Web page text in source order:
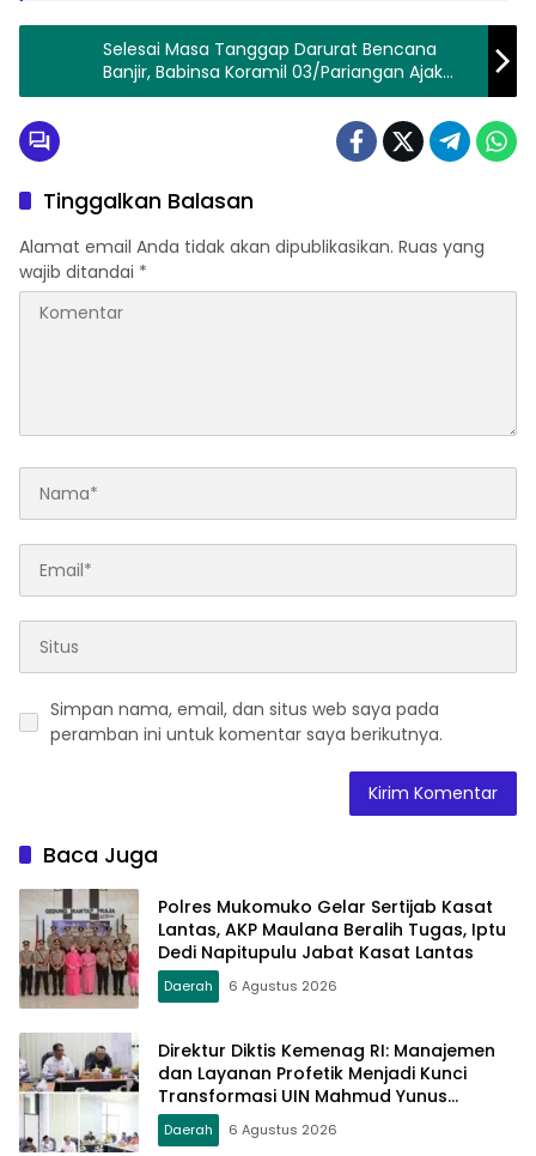
Selesai Masa Tanggap Darurat Bencana
Banjir, Babinsa Koramil 03/Pariangan Ajak
Warga Bersihkan Tanaman Jagung
Tinggalkan Balasan
Alamat email Anda tidak akan dipublikasikan. Ruas yang
wajib ditandai *
Simpan nama, email, dan situs web saya pada
peramban ini untuk komentar saya berikutnya.
Baca Juga
Polres Mukomuko Gelar Sertijab Kasat
Lantas, AKP Maulana Beralih Tugas, Iptu
Dedi Napitupulu Jabat Kasat Lantas
Daerah 6 Agustus 2026
Direktur Diktis Kemenag RI: Manajemen
dan Layanan Profetik Menjadi Kunci
Transformasi UIN Mahmud Yunus
Batusangkar Menjadi Kampus
Bereputasi Global
Daerah 6 Agustus 2026